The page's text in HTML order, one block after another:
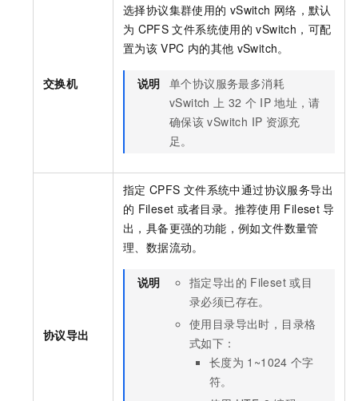
交换机
选择协议集群使用的 vSwitch 网络，默认
为 CPFS 文件系统使用的 vSwitch，可配
置为该 VPC 内的其他 vSwitch。
说明 单个协议服务最多消耗
vSwitch 上 32 个 IP 地址，请
确保该 vSwitch IP 资源充
足。
协议导出
指定 CPFS 文件系统中通过协议服务导出
的 Fileset 或者目录。推荐使用 Fileset 导
出，具备更强的功能，例如文件数量管
理、数据流动。
说明 指定导出的 Fileset 或目
录必须已存在。
使用目录导出时，目录格
式如下：
长度为 1~1024 个字
符。